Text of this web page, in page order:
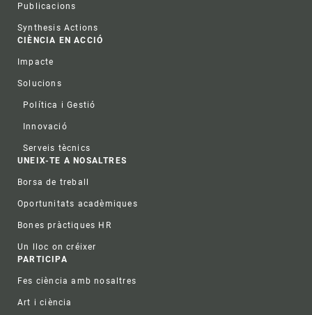
Publicacions
Synthesis Actions
CIÈNCIA EN ACCIÓ
Impacte
Solucions
Política i Gestió
Innovació
Serveis tècnics
UNEIX-TE A NOSALTRES
Borsa de treball
Oportunitats acadèmiques
Bones pràctiques HR
Un lloc on créixer
PARTICIPA
Fes ciència amb nosaltres
Art i ciència